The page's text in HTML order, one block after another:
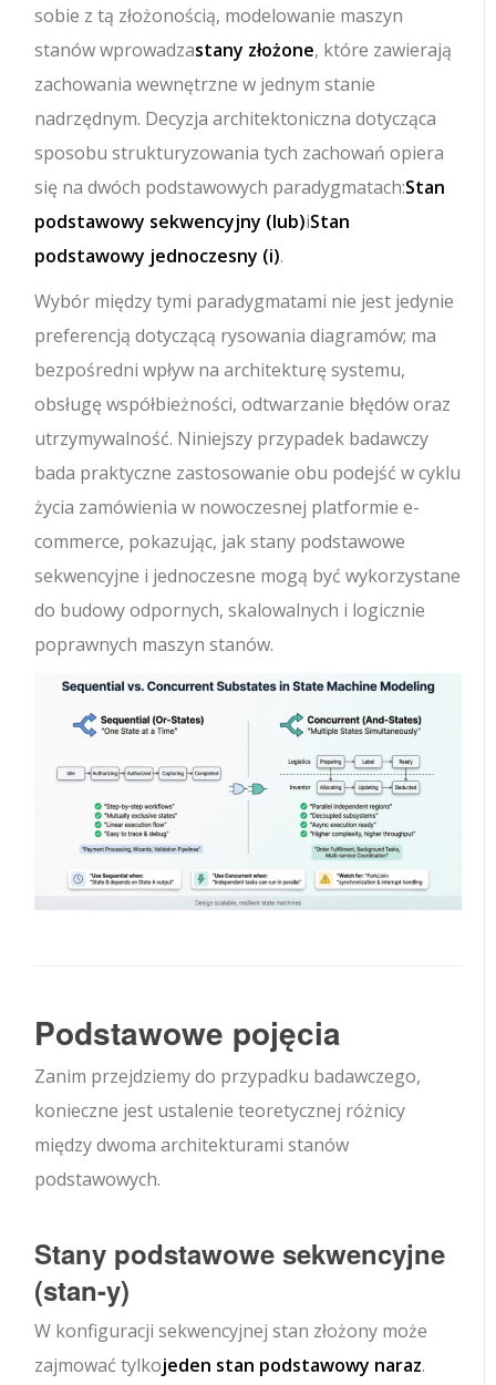
sobie z tą złożonością, modelowanie maszyn
stanów wprowadzastany złożone, które zawierają
zachowania wewnętrzne w jednym stanie
nadrzędnym. Decyzja architektoniczna dotycząca
sposobu strukturyzowania tych zachowań opiera
się na dwóch podstawowych paradygmatach:Stan
podstawowy sekwencyjny (lub)iStan
podstawowy jednoczesny (i).
Wybór między tymi paradygmatami nie jest jedynie
preferencją dotyczącą rysowania diagramów; ma
bezpośredni wpływ na architekturę systemu,
obsługę współbieżności, odtwarzanie błędów oraz
utrzymywalność. Niniejszy przypadek badawczy
bada praktyczne zastosowanie obu podejść w cyklu
życia zamówienia w nowoczesnej platformie e-
commerce, pokazując, jak stany podstawowe
sekwencyjne i jednoczesne mogą być wykorzystane
do budowy odpornych, skalowalnych i logicznie
poprawnych maszyn stanów.
Podstawowe pojęcia
Zanim przejdziemy do przypadku badawczego,
konieczne jest ustalenie teoretycznej różnicy
między dwoma architekturami stanów
podstawowych.
Stany podstawowe sekwencyjne
(stan-y)
W konfiguracji sekwencyjnej stan złożony może
zajmować tylkojeden stan podstawowy naraz.